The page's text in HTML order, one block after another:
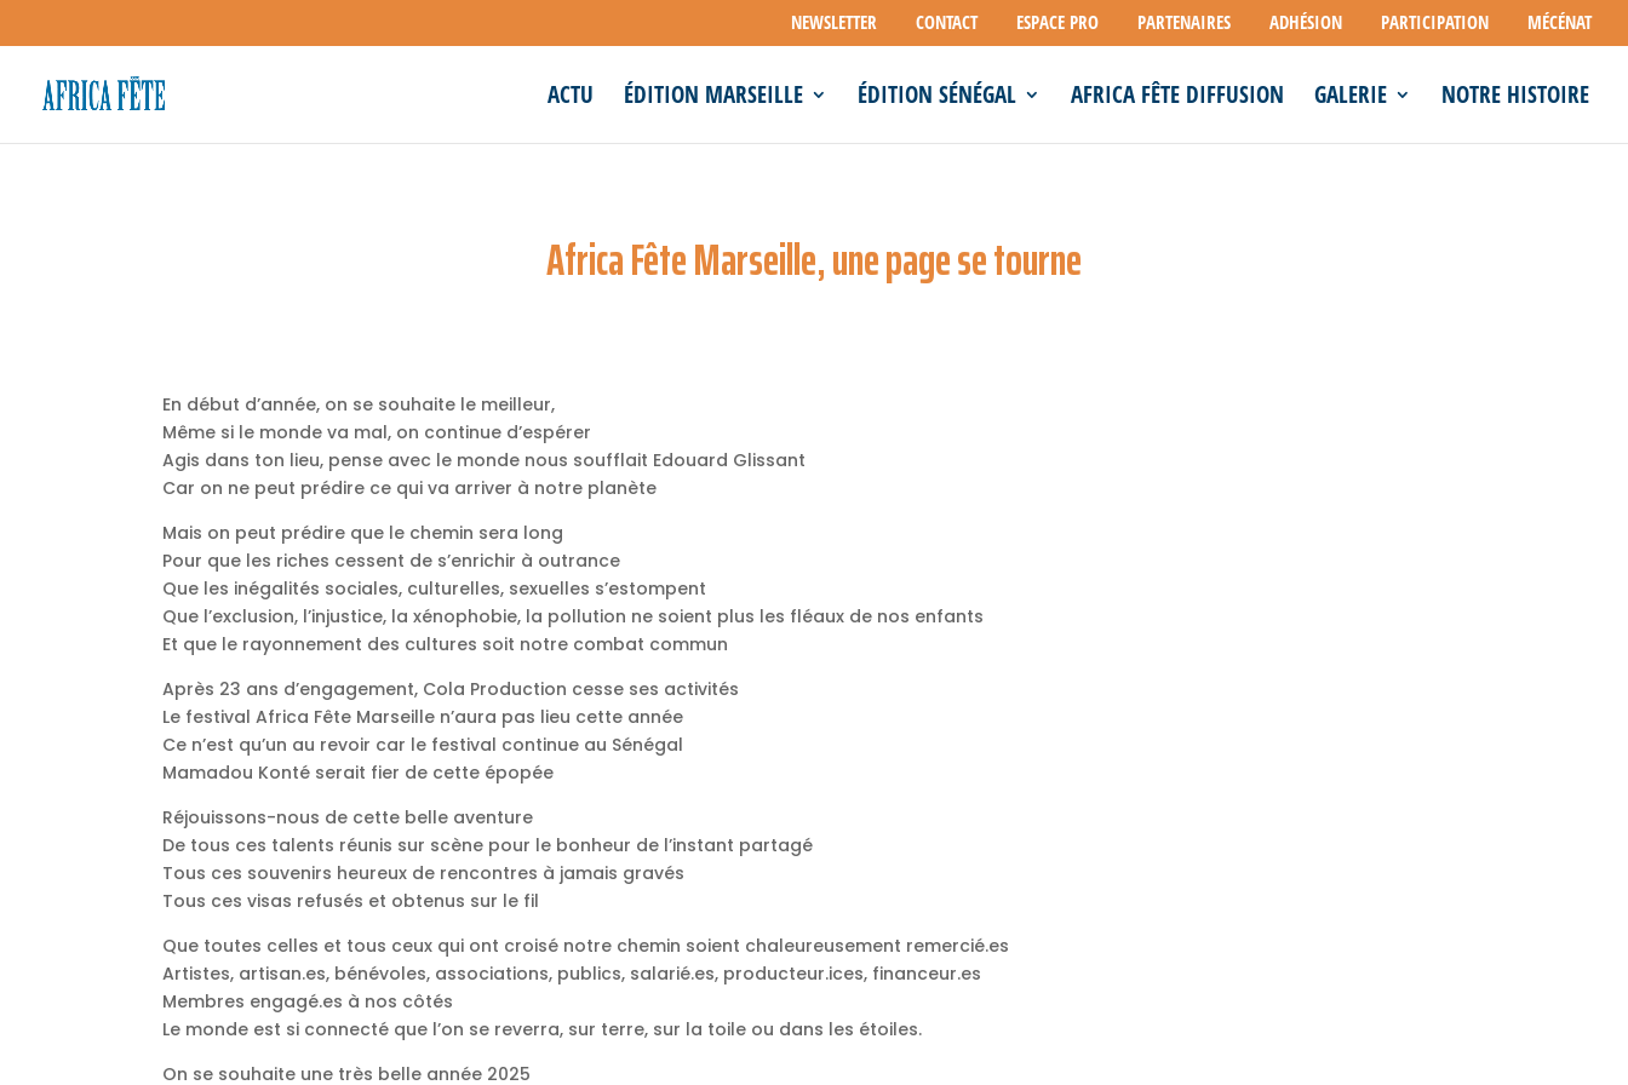
NEWSLETTER CONTACT ESPACE PRO PARTENAIRES ADHÉSION PARTICIPATION MÉCÉNAT
ACTU ÉDITION MARSEILLE ÉDITION SÉNÉGAL AFRICA FÊTE DIFFUSION GALERIE NOTRE HISTOIRE
Africa Fête Marseille, une page se tourne
En début d’année, on se souhaite le meilleur,
Même si le monde va mal, on continue d’espérer
Agis dans ton lieu, pense avec le monde nous soufflait Edouard Glissant
Car on ne peut prédire ce qui va arriver à notre planète
Mais on peut prédire que le chemin sera long
Pour que les riches cessent de s’enrichir à outrance
Que les inégalités sociales, culturelles, sexuelles s’estompent
Que l’exclusion, l’injustice, la xénophobie, la pollution ne soient plus les fléaux de nos enfants
Et que le rayonnement des cultures soit notre combat commun
Après 23 ans d’engagement, Cola Production cesse ses activités
Le festival Africa Fête Marseille n’aura pas lieu cette année
Ce n’est qu’un au revoir car le festival continue au Sénégal
Mamadou Konté serait fier de cette épopée
Réjouissons-nous de cette belle aventure
De tous ces talents réunis sur scène pour le bonheur de l’instant partagé
Tous ces souvenirs heureux de rencontres à jamais gravés
Tous ces visas refusés et obtenus sur le fil
Que toutes celles et tous ceux qui ont croisé notre chemin soient chaleureusement remercié.es
Artistes, artisan.es, bénévoles, associations, publics, salarié.es, producteur.ices, financeur.es
Membres engagé.es à nos côtés
Le monde est si connecté que l’on se reverra, sur terre, sur la toile ou dans les étoiles.
On se souhaite une très belle année 2025